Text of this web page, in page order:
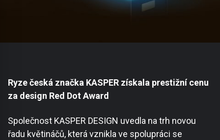
Ryze česká značka KASPER získala prestižní cenu
za design Red Dot Award
Společnost KASPER DESIGN uvedla na trh novou
řadu květináčů, která vznikla ve spolupráci se